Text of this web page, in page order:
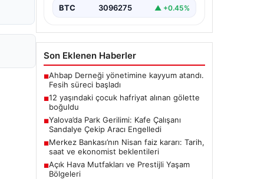
BTC 3096275 ▲ +0.45%
Son Eklenen Haberler
■Ahbap Derneği yönetimine kayyum atandı.
Fesih süreci başladı
■12 yaşındaki çocuk hafriyat alınan gölette
boğuldu
■Yalova’da Park Gerilimi: Kafe Çalışanı
Sandalye Çekip Aracı Engelledi
■Merkez Bankası’nın Nisan faiz kararı: Tarih,
saat ve ekonomist beklentileri
■Açık Hava Mutfakları ve Prestijli Yaşam
Bölgeleri